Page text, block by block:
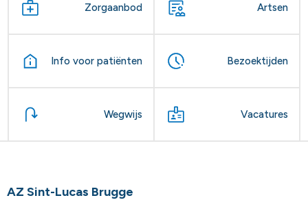
Zorgaanbod Artsen
Info voor patiënten Bezoektijden
Wegwijs Vacatures
AZ Sint-Lucas Brugge